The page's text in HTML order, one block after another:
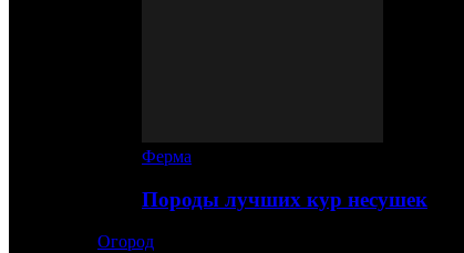
Ферма
Породы лучших кур несушек
Огород